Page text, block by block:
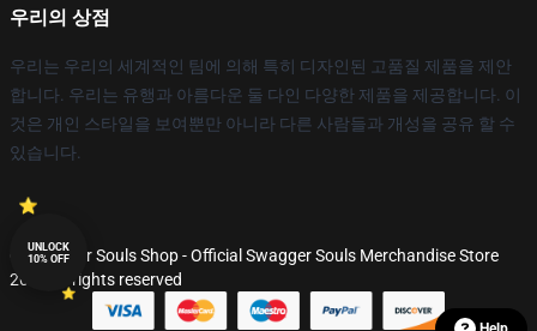
우리의 상점
우리는 우리의 세계적인 팀에 의해 특히 디자인된 고품질 제품을 제안
합니다. 우리는 유행과 아름다운 둘 다인 다양한 제품을 제공합니다. 이
것은 개인 스타일을 보여뿐만 아니라 다른 사람들과 개성을 공유 할 수
있습니다.
© Swagger Souls Shop - Official Swagger Souls Merchandise Store
2026 all rights reserved
UNLOCK
10% OFF